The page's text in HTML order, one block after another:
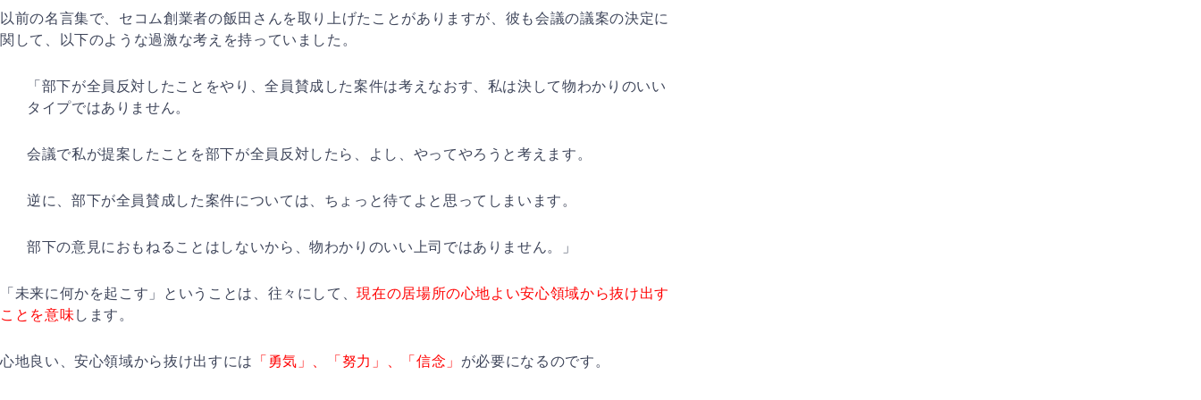
以前の名言集で、セコム創業者の飯田さんを取り上げたことがありますが、彼も会議の議案の決定に
関して、以下のような過激な考えを持っていました。
「部下が全員反対したことをやり、全員賛成した案件は考えなおす、私は決して物わかりのいい
タイプではありません。
会議で私が提案したことを部下が全員反対したら、よし、やってやろうと考えます。
逆に、部下が全員賛成した案件については、ちょっと待てよと思ってしまいます。
部下の意見におもねることはしないから、物わかりのいい上司ではありません。」
「未来に何かを起こす」ということは、往々にして、現在の居場所の心地よい安心領域から抜け出す
ことを意味 します。
心地良い、安心領域から抜け出すには 「勇気」、「努力」、「信念」 が必要になるのです。